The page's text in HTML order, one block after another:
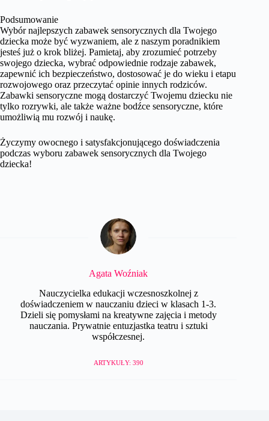
Podsumowanie
Wybór najlepszych zabawek sensorycznych dla Twojego
dziecka może być wyzwaniem, ale z naszym poradnikiem
jesteś już o krok bliżej. Pamietaj, aby zrozumieć potrzeby
swojego dziecka, wybrać odpowiednie rodzaje zabawek,
zapewnić ich bezpieczeństwo, dostosować je do wieku i etapu
rozwojowego oraz przeczytać opinie innych rodziców.
Zabawki sensoryczne mogą dostarczyć Twojemu dziecku nie
tylko rozrywki, ale także ważne bodźce sensoryczne, które
umożliwią mu rozwój i naukę.
Życzymy owocnego i satysfakcjonującego doświadczenia
podczas wyboru zabawek sensorycznych dla Twojego
dziecka!
Agata Woźniak
Nauczycielka edukacji wczesnoszkolnej z
doświadczeniem w nauczaniu dzieci w klasach 1-3.
Dzieli się pomysłami na kreatywne zajęcia i metody
nauczania. Prywatnie entuzjastka teatru i sztuki
współczesnej.
ARTYKUŁY: 390